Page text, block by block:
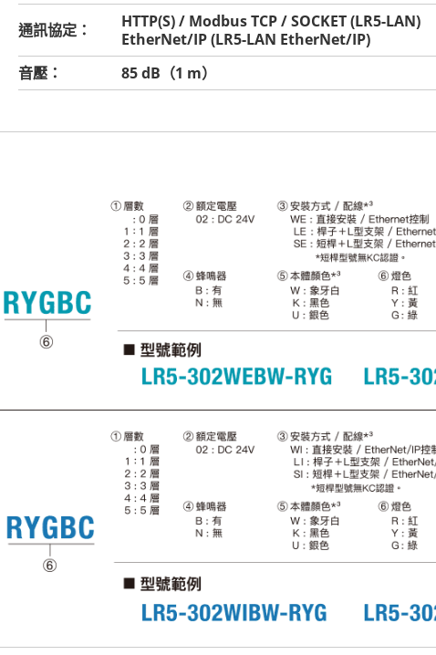
通訊協定：
HTTP(S) / Modbus TCP / SOCKET (LR5-LAN)
EtherNet/IP (LR5-LAN EtherNet/IP)
音壓：
85 dB（1 m）